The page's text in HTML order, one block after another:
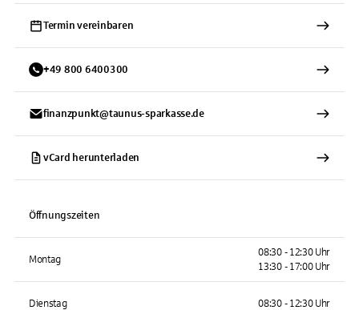
Termin vereinbaren
+49 800 6400300
finanzpunkt@taunus-sparkasse.de
vCard herunterladen
Öffnungszeiten
Montag
08:30 - 12:30 Uhr
13:30 - 17:00 Uhr
Dienstag 08:30 - 12:30 Uhr